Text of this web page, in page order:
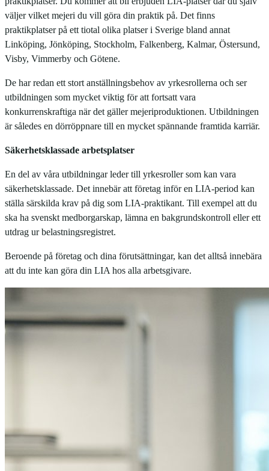
väljer vilket mejeri du vill göra din praktik på. Det finns
praktikplatser på ett tiotal olika platser i Sverige bland annat
Linköping, Jönköping, Stockholm, Falkenberg, Kalmar, Östersund,
Visby, Vimmerby och Götene.
De har redan ett stort anställningsbehov av yrkesrollerna och ser
utbildningen som mycket viktig för att fortsatt vara
konkurrenskraftiga när det gäller mejeriproduktionen. Utbildningen
är således en dörröppnare till en mycket spännande framtida karriär.
Säkerhetsklassade arbetsplatser
En del av våra utbildningar leder till yrkesroller som kan vara
säkerhetsklassade. Det innebär att företag inför en LIA-period kan
ställa särskilda krav på dig som LIA-praktikant. Till exempel att du
ska ha svenskt medborgarskap, lämna en bakgrundskontroll eller ett
utdrag ur belastningsregistret.
Beroende på företag och dina förutsättningar, kan det alltså innebära
att du inte kan göra din LIA hos alla arbetsgivare.